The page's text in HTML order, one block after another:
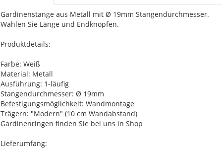
Gardinenstange aus Metall mit Ø 19mm Stangendurchmesser.
Wählen Sie Länge und Endknöpfen.
Produktdetails:
Farbe: Weiß
Material: Metall
Ausführung: 1-läufig
Stangendurchmesser: Ø 19mm
Befestigungsmöglichkeit: Wandmontage
Trägern: "Modern" (10 cm Wandabstand)
Gardinenringen finden Sie bei uns in Shop
Lieferumfang: